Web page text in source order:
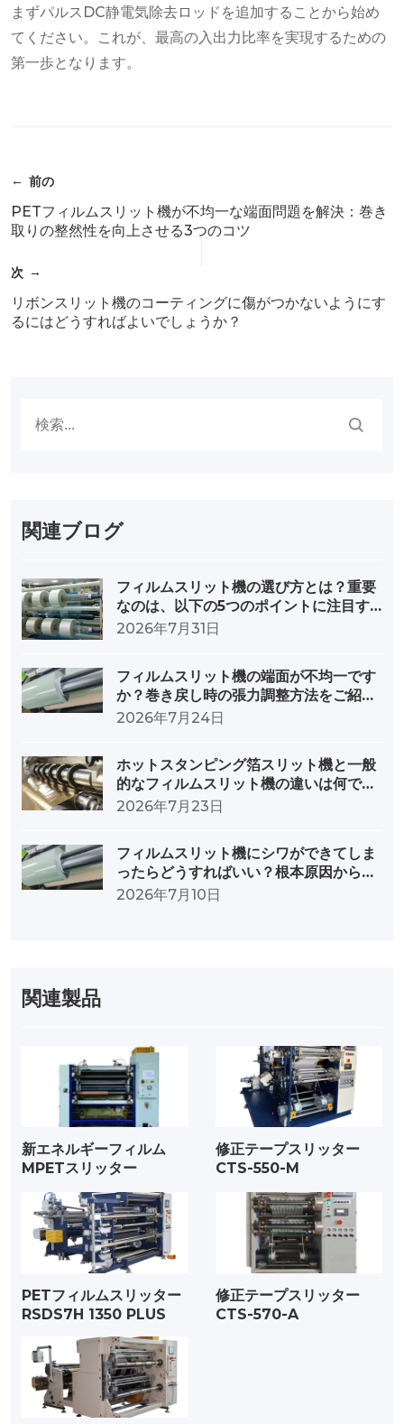
まずパルスDC静電気除去ロッドを追加することから始め
てください。これが、最高の入出力比率を実現するための
第一歩となります。
前の
PETフィルムスリット機が不均一な端面問題を解決：巻き
取りの整然性を向上させる3つのコツ
次
リボンスリット機のコーティングに傷がつかないようにす
るにはどうすればよいでしょうか？
関連ブログ
フィルムスリット機の選び方とは？重要
なのは、以下の5つのポイントに注目す
ることです。
2026年7月31日
フィルムスリット機の端面が不均一です
か？巻き戻し時の張力調整方法をご紹介
します。
2026年7月24日
ホットスタンピング箔スリット機と一般
的なフィルムスリット機の違いは何です
か？
2026年7月23日
フィルムスリット機にシワができてしま
ったらどうすればいい？根本原因から対
策までを徹底分析
2026年7月10日
関連製品
新エネルギーフィルム
MPETスリッター
修正テープスリッター
CTS-550-M
PETフィルムスリッター
RSDS7H 1350 PLUS
修正テープスリッター
CTS-570-A